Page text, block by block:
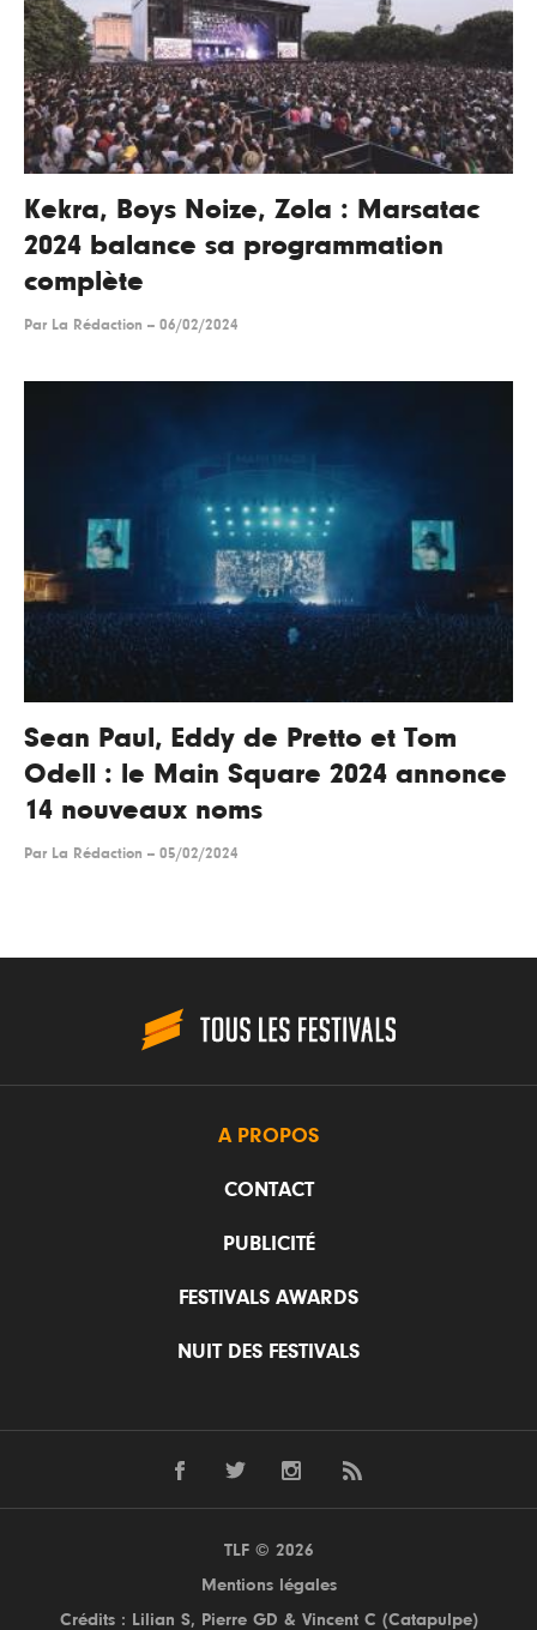
Kekra, Boys Noize, Zola : Marsatac
2024 balance sa programmation
complète
Par La Rédaction -- 06/02/2024
Sean Paul, Eddy de Pretto et Tom
Odell : le Main Square 2024 annonce
14 nouveaux noms
Par La Rédaction -- 05/02/2024
A PROPOS
CONTACT
PUBLICITÉ
FESTIVALS AWARDS
NUIT DES FESTIVALS
TLF © 2026
Mentions légales
Crédits : Lilian S, Pierre GD & Vincent C (Catapulpe)